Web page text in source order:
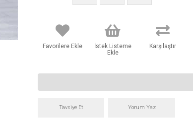
Favorilere Ekle
İstek Listeme
Ekle
Karşılaştır
Tavsiye Et Yorum Yaz